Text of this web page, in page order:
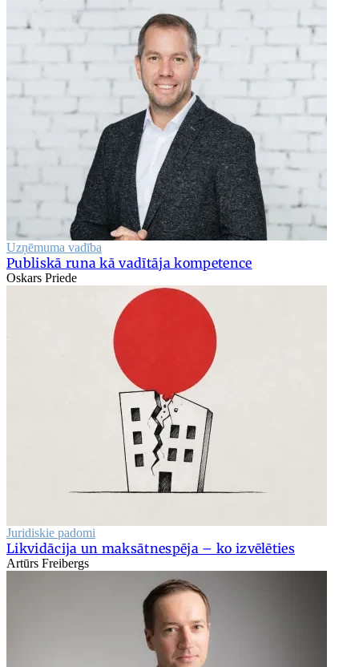
Uzņēmuma vadība
Publiskā runa kā vadītāja kompetence
Oskars Priede
Juridiskie padomi
Likvidācija un maksātnespēja – ko izvēlēties
Artūrs Freibergs